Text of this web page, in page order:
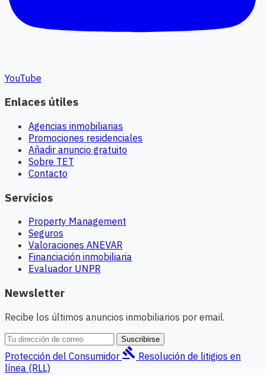
YouTube
Enlaces útiles
Agencias inmobiliarias
Promociones residenciales
Añadir anuncio gratuito
Sobre TET
Contacto
Servicios
Property Management
Seguros
Valoraciones ANEVAR
Financiación inmobiliaria
Evaluador UNPR
Newsletter
Recibe los últimos anuncios inmobiliarios por email.
Suscribirse
Protección del Consumidor gavel Resolución de litigios en
línea (RLL)